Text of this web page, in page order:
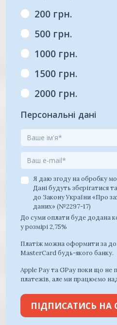
200 грн.
500 грн.
1000 грн.
1500 грн.
2000 грн.
Персональні дані
Я даю згоду на обробку
Дані будуть зберігатися
до Закону України «Про
даних» (№2297-17)
До суми оплати буде додана
у розмірі 2,75%
Платіж можна оформити за
MasterCard будь-якого банку.
Apple Pay та GPay поки що не
платежів, але ми працюємо
ПІДПИСАТИСЬ НА